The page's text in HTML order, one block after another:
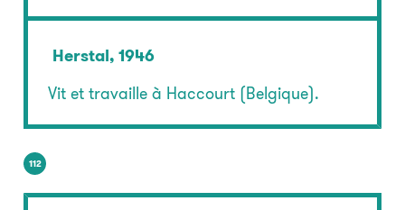
Herstal, 1946
Vit et travaille à Haccourt (Belgique).
112